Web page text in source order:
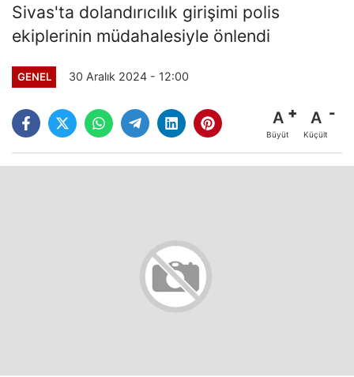
Sivas'ta dolandırıcılık girişimi polis
ekiplerinin müdahalesiyle önlendi
GENEL 30 Aralık 2024 - 12:00
A
Büyüt
A
Küçült